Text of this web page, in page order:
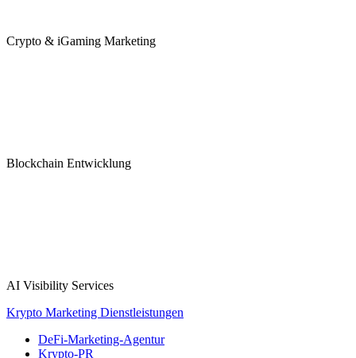
Crypto & iGaming Marketing
Blockchain Entwicklung
AI Visibility Services
Krypto Marketing Dienstleistungen
DeFi-Marketing-Agentur
Krypto-PR